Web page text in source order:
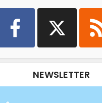
NEWSLETTER